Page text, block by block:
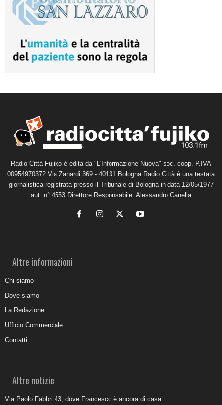
Radio Città Fujiko è edita da "L'Informazione Nuova" soc. coop. P.IVA
00954970372 Via Zanardi 369 - 40131 Bologna Radio Città è una testata
giornalistica registrata presso il Tribunale di Bologna in data 12/05/1977
aut. n° 4553 Direttore Responsabile: Alessandro Canella
Altre informazioni
Chi siamo
Dove siamo
La Redazione
Ufficio Commerciale
Contatti
Altre notizie
Via Paolo Fabbri 43, dove Francesco è ancora di casa